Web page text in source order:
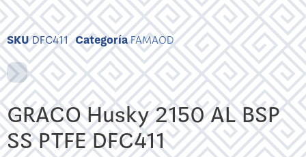
SKUDFC411 CategoríaFAMAOD
GRACO Husky 2150 AL BSP
SS PTFE DFC411